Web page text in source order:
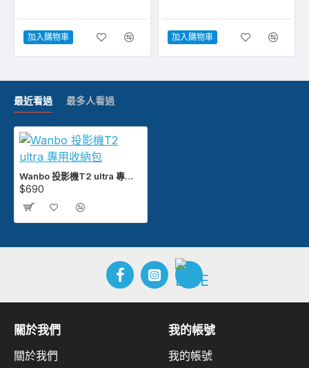
加入購物車 加入購物車
最近看過 最多人看過
Wanbo 投影機T2 ultra 專用收納包
$690
關於我們
關於我們
我的帳號
我的帳號